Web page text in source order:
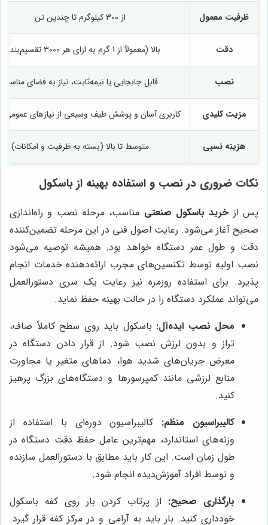
ظرفیت معمول از 300 کیلوگرم تا چندین تن
دقت بالا (معمولاً از 1 گرم به ازای هر 3000 تقسیم‌بندی)
نصب قابل جابجایی یا نیمه‌ثابت، نیاز به فضای مناسب
مزیت کلیدی کاربری آسان و پوشش طیف وسیعی از نیازهای عمومی
هزینه نسبی متوسط تا بالا (بسته به ظرفیت و امکانات)
نکات ضروری در نصب و استفاده بهینه از باسکول
پس از خرید باسکول صنعتی مناسب، مرحله نصب و راه‌اندازی
صحیح آغاز می‌شود. رعایت اصول فنی در این مرحله تضمین‌کننده
دقت و طول عمر دستگاه خواهد بود. همیشه توصیه می‌شود
نصب اولیه توسط تکنسین‌های مجرب ارائه‌دهنده خدمات انجام
پذیرد. برای استفاده روزمره نیز رعایت یک سری دستورالعمل
می‌تواند عملکرد دستگاه را در حالت بهینه حفظ نماید.
محل نصب ایده‌آل: باسکول باید روی سطح کاملاً صاف،
تراز و بدون لرزش نصب شود. از قرار دادن دستگاه در
معرض جریان‌های شدید هوا، دماهای متغیر یا مجاورت
منابع لرزشی مانند کمپرسورها و دستگاه‌های بزرگ پرهیز
کنید.
کالیبراسیون منظم: کالیبراسیون دوره‌ای با استفاده از
وزنه‌های استاندارد، مهم‌ترین عامل حفظ دقت دستگاه در
طول زمان است. این کار باید مطابق با دستورالعمل سازنده
و توسط افراد آموزش‌دیده انجام شود.
بارگذاری صحیح: از پرتاب کردن بار روی کفه باسکول
خودداری کنید. بار باید به آرامی و در مرکز کفه قرار گیرد.